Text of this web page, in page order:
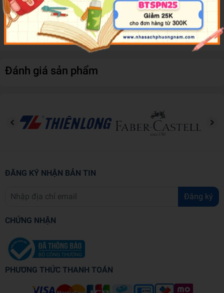
màu sắc bắt mắt, và đặc biệt phần giới thiệu có thơ sẽ giúp cho các
bé tiếp cận kiến thức một cách dễ dàng và hiệu quả.
Đánh giá sản phẩm
ĐĂNG KÝ NHẬN BẢN TIN
Đăng ký
CHỨNG NHẬN
PHƯƠNG THỨC THANH TOÁN